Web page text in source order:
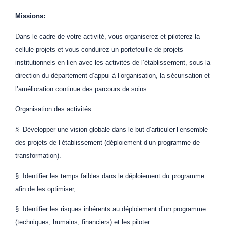
Missions:
Dans le cadre de votre activité, vous organiserez et piloterez la
cellule projets et vous conduirez un portefeuille de projets
institutionnels en lien avec les activités de l’établissement, sous la
direction du département d’appui à l’organisation, la sécurisation et
l’amélioration continue des parcours de soins.
Organisation des activités
§ Développer une vision globale dans le but d’articuler l’ensemble
des projets de l’établissement (déploiement d’un programme de
transformation).
§ Identifier les temps faibles dans le déploiement du programme
afin de les optimiser,
§ Identifier les risques inhérents au déploiement d’un programme
(techniques, humains, financiers) et les piloter.